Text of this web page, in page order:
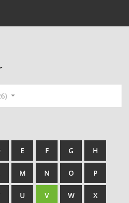
E F G H
M N O P
U V W X